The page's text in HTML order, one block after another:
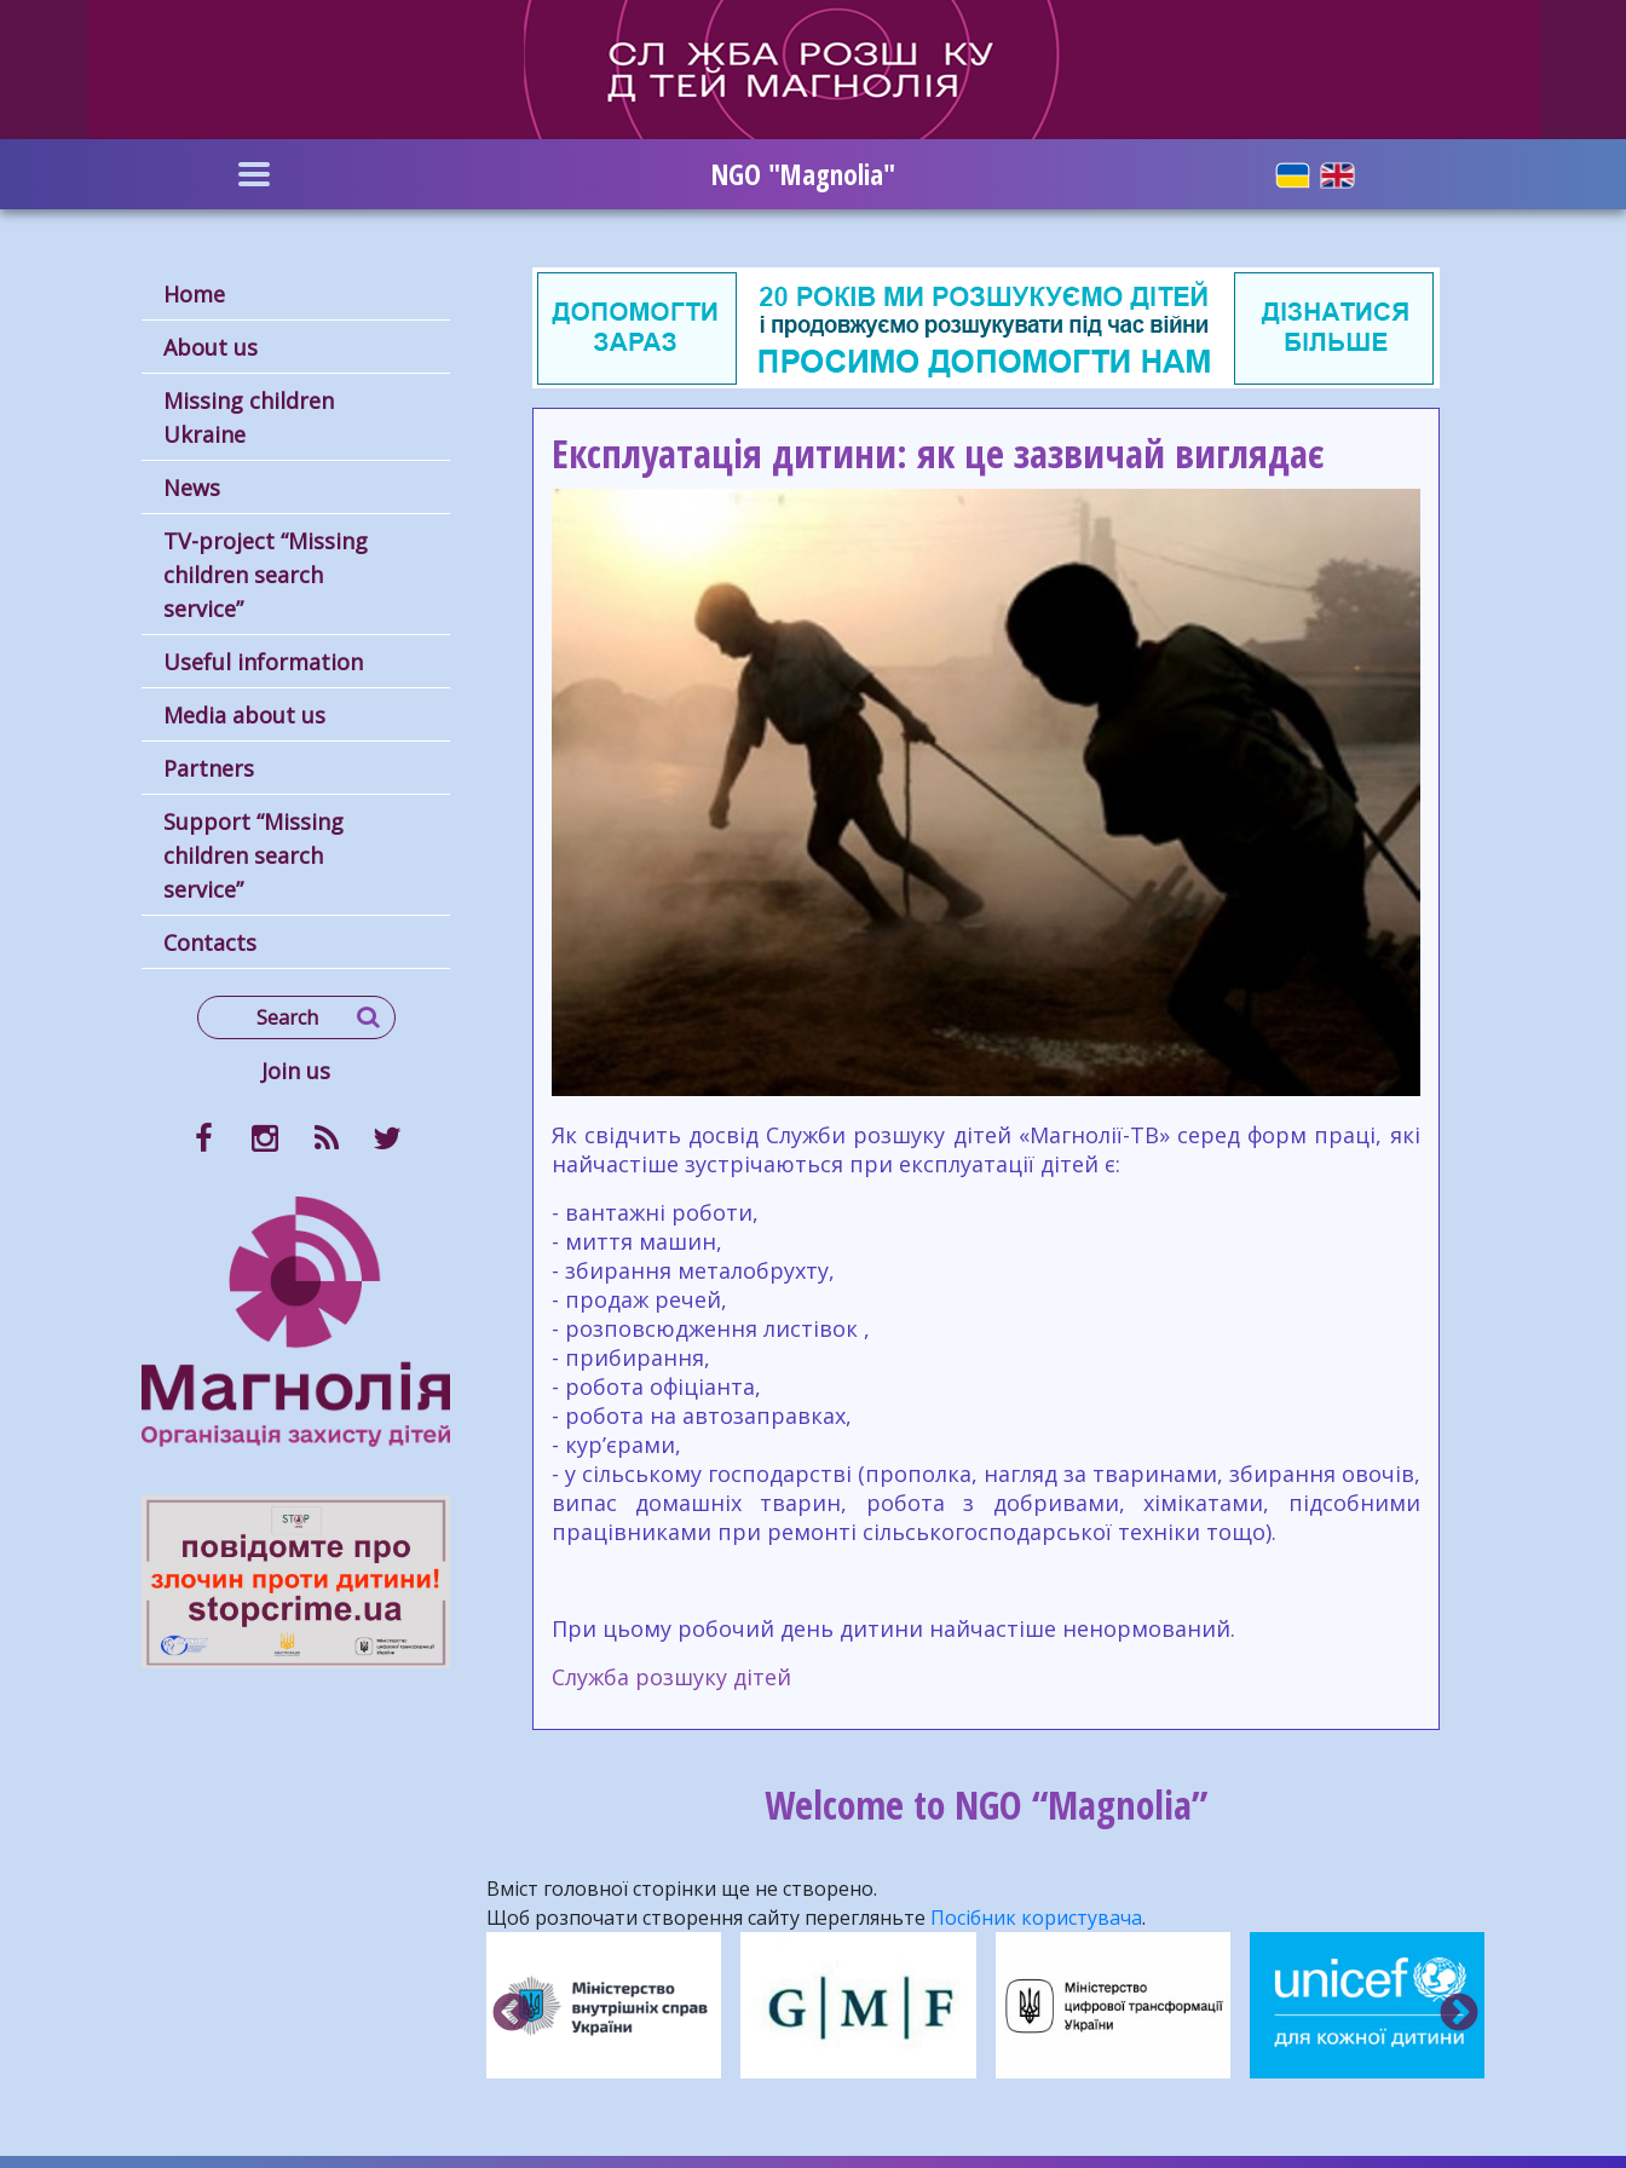
NGO "Magnolia"
Home
About us
Missing children
Ukraine
News
TV-project “Missing
children search
service”
Useful information
Media about us
Partners
Support “Missing
children search
service”
Contacts
Join us
Експлуатація дитини: як це зазвичай виглядає
Як свідчить досвід Служби розшуку дітей «Магнолії-ТВ» серед форм праці, які
найчастіше зустрічаються при експлуатації дітей є:
- вантажні роботи,
- миття машин,
- збирання металобрухту,
- продаж речей,
- розповсюдження листівок ,
- прибирання,
- робота офіціанта,
- робота на автозаправках,
- кур’єрами,
- у сільському господарстві (прополка, нагляд за тваринами, збирання овочів,
випас домашніх тварин, робота з добривами, хімікатами, підсобними
працівниками при ремонті сільськогосподарської техніки тощо).
При цьому робочий день дитини найчастіше ненормований.
Служба розшуку дітей
Welcome to NGO “Magnolia”
Вміст головної сторінки ще не створено.
Щоб розпочати створення сайту перегляньте Посібник користувача.